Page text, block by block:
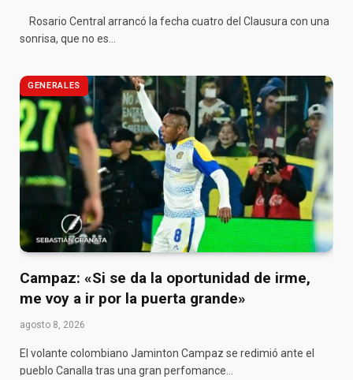
Rosario Central arrancó la fecha cuatro del Clausura con una
sonrisa, que no es…
GENERALES
Campaz: «Si se da la oportunidad de irme,
me voy a ir por la puerta grande»
agosto 8, 2026
El volante colombiano Jaminton Campaz se redimió ante el
pueblo Canalla tras una gran perfomance…